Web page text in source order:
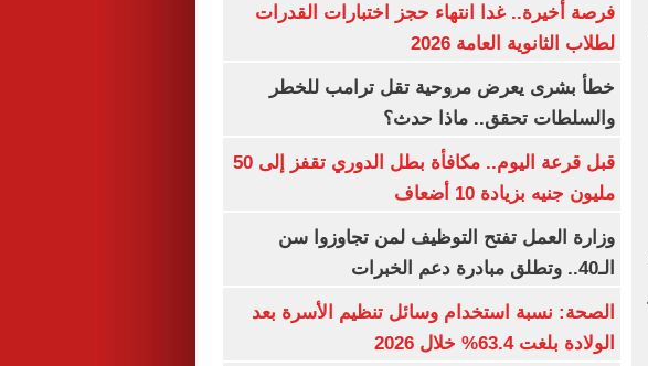
فرصة أخيرة.. غدا انتهاء حجز اختبارات القدرات
لطلاب الثانوية العامة 2026
خطأ بشرى يعرض مروحية تقل ترامب للخطر
والسلطات تحقق.. ماذا حدث؟
قبل قرعة اليوم.. مكافأة بطل الدوري تقفز إلى 50
مليون جنيه بزيادة 10 أضعاف
وزارة العمل تفتح التوظيف لمن تجاوزوا سن
الـ40.. وتطلق مبادرة دعم الخبرات
الصحة: نسبة استخدام وسائل تنظيم الأسرة بعد
الولادة بلغت 63.4% خلال 2026